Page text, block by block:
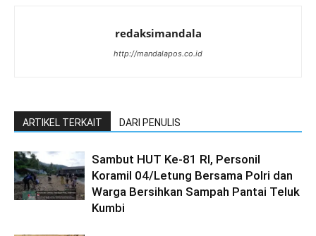
redaksimandala
http://mandalapos.co.id
ARTIKEL TERKAIT DARI PENULIS
Sambut HUT Ke-81 RI, Personil
Koramil 04/Letung Bersama Polri dan
Warga Bersihkan Sampah Pantai Teluk
Kumbi